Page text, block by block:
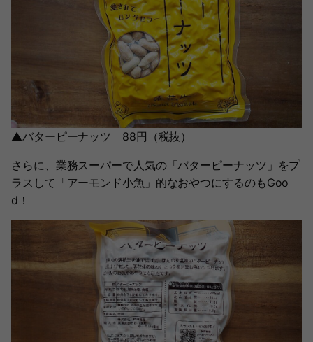
▲バターピーナッツ 88円（税抜）
さらに、業務スーパーで人気の「バターピーナッツ」をプ
ラスして「アーモンド小魚」的なおやつにするのもGoo
d！